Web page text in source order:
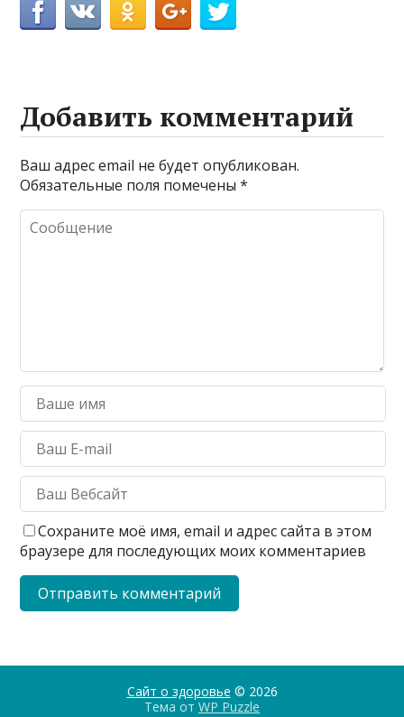
Добавить комментарий
Ваш адрес email не будет опубликован.
Обязательные поля помечены*
Сохраните моё имя, email и адрес сайта в этом
браузере для последующих моих комментариев
Сайт о здоровье © 2026
Тема от WP Puzzle